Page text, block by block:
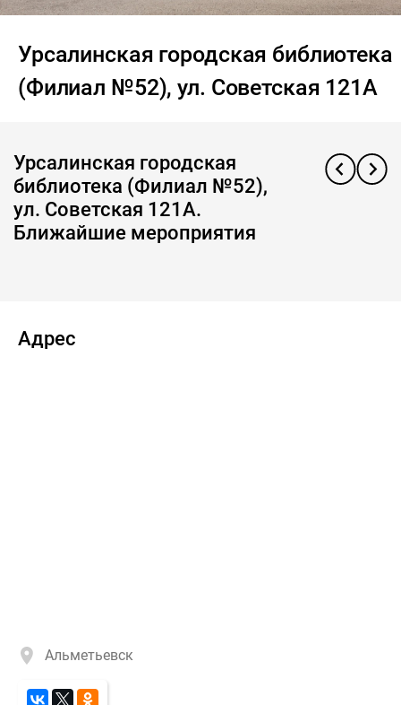
Урсалинская городская библиотека
(Филиал №52), ул. Советская 121А
Урсалинская городская
библиотека (Филиал №52),
ул. Советская 121А.
Ближайшие мероприятия
Адрес
Альметьевск